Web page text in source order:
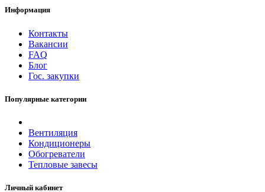
Информация
Контакты
Вакансии
FAQ
Блог
Гос. закупки
Популярные категории
Вентиляция
Кондиционеры
Обогреватели
Тепловые завесы
Личный кабинет